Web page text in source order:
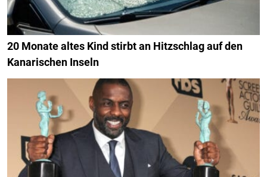
20 Monate altes Kind stirbt an Hitzschlag auf den
Kanarischen Inseln